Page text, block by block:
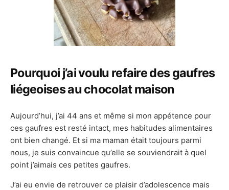
Pourquoi j’ai voulu refaire des gaufres
liégeoises au chocolat maison
Aujourd’hui, j’ai 44 ans et même si mon appétence pour
ces gaufres est resté intact, mes habitudes alimentaires
ont bien changé. Et si ma maman était toujours parmi
nous, je suis convaincue qu’elle se souviendrait à quel
point j’aimais ces petites gaufres.
J’ai eu envie de retrouver ce plaisir d’adolescence mais